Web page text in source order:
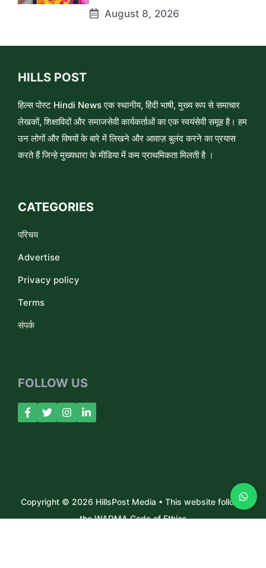
August 8, 2026
HILLS POST
हिल्स पोस्ट Hindi News एक स्थानीय, हिंदी भाषी, मुख्य रूप से समाचार
लेखकों, शिक्षाविदों और समाजसेवी कार्यकर्ताओं का एक स्वयंसेवी समूह है। हम
उन लोगों और विषयों के बारे में लिखने और आवाज़ बुलंद करने का प्रयास
करते हैं जिन्हे मुख्यधारा के मीडिया में कम प्राथमिकता मिलती है ।
CATEGORIES
परिचय
Advertise
Privacy policy
Terms
संपर्क
FOLLOW US
Copyright © 2026 HillsPost Media • This website follows
the WADMA Code of Ethics